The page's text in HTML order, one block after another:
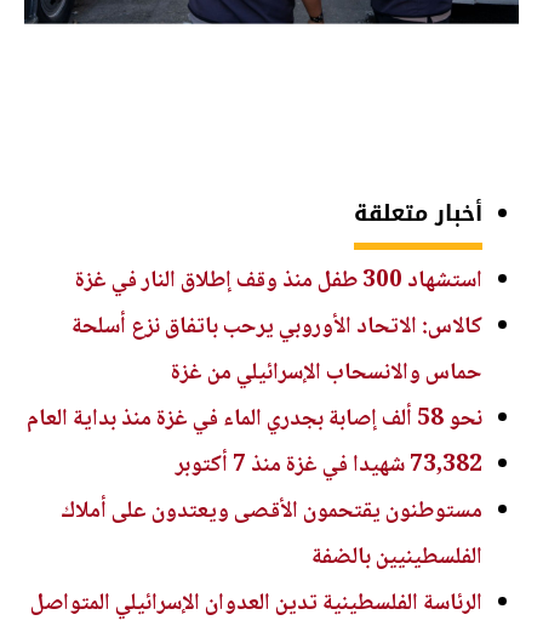
أخبار متعلقة
استشهاد 300 طفل منذ وقف إطلاق النار في غزة
كالاس: الاتحاد الأوروبي يرحب باتفاق نزع أسلحة
حماس والانسحاب الإسرائيلي من غزة
نحو 58 ألف إصابة بجدري الماء في غزة منذ بداية العام
73,382 شهيدا في غزة منذ 7 أكتوبر
مستوطنون يقتحمون الأقصى ويعتدون على أملاك
الفلسطينيين بالضفة
الرئاسة الفلسطينية تدين العدوان الإسرائيلي المتواصل